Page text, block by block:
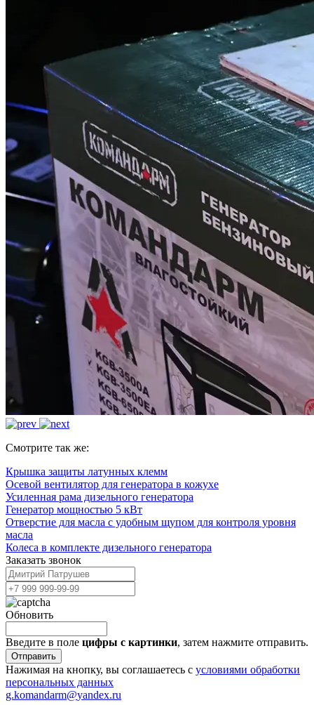
Смотрите так же:
Крышка защиты латунных клемм
Осевой вентилятор для генератора в кожухе
Усиленная рама дизельного генератора
Генератор мощностью 5 кВт
Отверстие для масла с удобным щупом для контроля уровня
масла
Колеса в комплекте дизельного генератора
Заказать звонок
Обновить
Введите в поле цифры c картинки, затем нажмите отправить.
Отправить
Нажимая на кнопку, вы соглашаетесь с условиями обработки
персональных данных
g.komandarm@yandex.ru